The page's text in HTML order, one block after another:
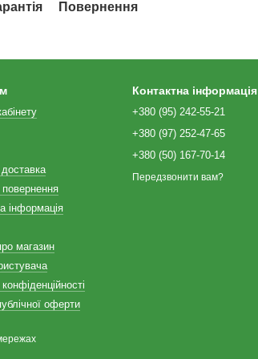
Повернення
інформація
магазин
оферти
Контактна інформація
+380 (95) 242-55-21
+380 (97) 252-47-65
+380 (50) 167-70-14
Передзвонити вам?